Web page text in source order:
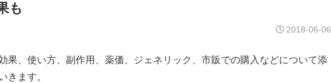
も
2018-06-06
果、使い方、副作用、薬価、ジェネリック、市販での購入などについて添
きます。